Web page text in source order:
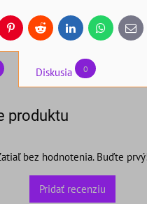
PinterestReddit LinkedInWhatsApp
E-
mail
Diskusia 0
produktu
bez hodnotenia. Buďte
Pridať recenziu